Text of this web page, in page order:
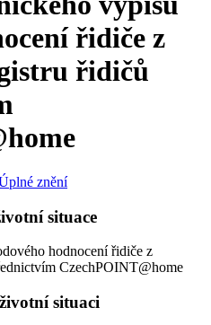
řidiče z
řidičů
znění
situace
hodnocení řidiče z
CzechPOINT@home
situaci